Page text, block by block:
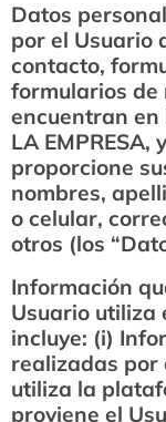
Datos
por el Usuario
contacto,
formularios de
encuentran
LA
proporcione
nombres,
o celular,
otros (los
Información
Usuario utiliza
incluye: (i)
realizadas por
utiliza la
proviene el